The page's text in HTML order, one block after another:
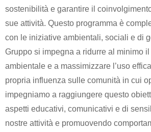
sostenibilità e garantire il
sue attività. Questo programma è
con le iniziative ambientali, sociali e di
Gruppo si impegna a ridurre al minimo
ambientale e a massimizzare l’uso
propria influenza sulle comunità in cui
impegniamo a raggiungere questo
aspetti educativi, comunicativi e di
nostre attività e promuovendo